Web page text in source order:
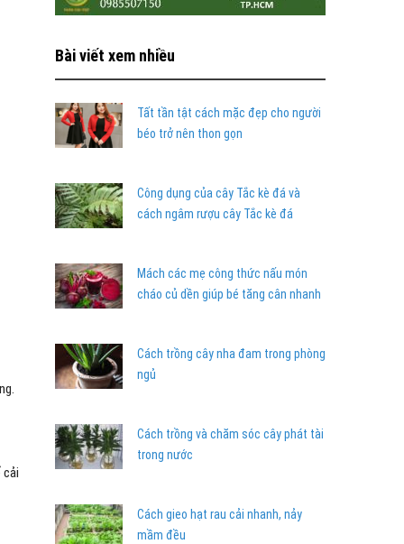
cải
Bài viết xem nhiều
Tất tần tật cách mặc đẹp cho người
béo trở nên thon gọn
Công dụng của cây Tắc kè đá và
cách ngâm rượu cây Tắc kè đá
Mách các mẹ công thức nấu món
cháo củ dền giúp bé tăng cân nhanh
Cách trồng cây nha đam trong phòng
ngủ
Cách trồng và chăm sóc cây phát tài
trong nước
Cách gieo hạt rau cải nhanh, nảy
mầm đều